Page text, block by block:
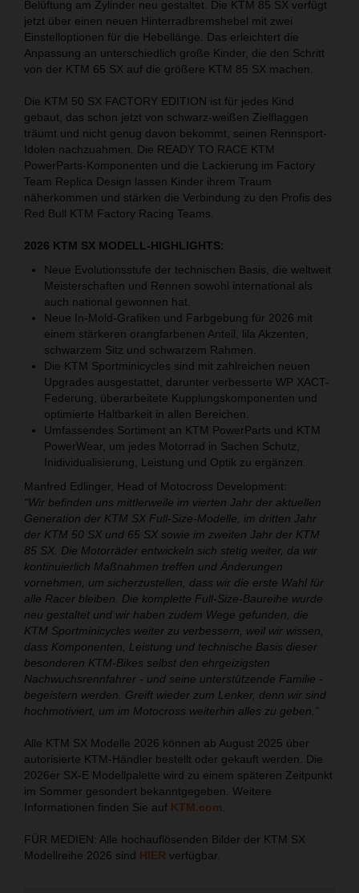
Belüftung am Zylinder neu gestaltet. Die KTM 85 SX verfügt
jetzt über einen neuen Hinterradbremshebel mit zwei
Einstelloptionen für die Hebellänge. Das erleichtert die
Anpassung an unterschiedlich große Kinder, die den Schritt
von der KTM 65 SX auf die größere KTM 85 SX machen.
Die KTM 50 SX FACTORY EDITION ist für jedes Kind
gebaut, das schon jetzt von schwarz-weißen Zielflaggen
träumt und nicht genug davon bekommt, seinen Rennsport-
Idolen nachzuahmen. Die READY TO RACE KTM
PowerParts-Komponenten und die Lackierung im Factory
Team Replica Design lassen Kinder ihrem Traum
näherkommen und stärken die Verbindung zu den Profis des
Red Bull KTM Factory Racing Teams.
2026 KTM SX MODELL-HIGHLIGHTS:
Neue Evolutionsstufe der technischen Basis, die weltweit
Meisterschaften und Rennen sowohl international als
auch national gewonnen hat.
Neue In-Mold-Grafiken und Farbgebung für 2026 mit
einem stärkeren orangfarbenen Anteil, lila Akzenten,
schwarzem Sitz und schwarzem Rahmen.
Die KTM Sportminicycles sind mit zahlreichen neuen
Upgrades ausgestattet, darunter verbesserte WP XACT-
Federung, überarbeitete Kupplungskomponenten und
optimierte Haltbarkeit in allen Bereichen.
Umfassendes Sortiment an KTM PowerParts und KTM
PowerWear, um jedes Motorrad in Sachen Schutz,
Inidividualisierung, Leistung und Optik zu ergänzen.
Manfred Edlinger, Head of Motocross Development:
“Wir befinden uns mittlerweile im vierten Jahr der aktuellen
Generation der KTM SX Full-Size-Modelle, im dritten Jahr
der KTM 50 SX und 65 SX sowie im zweiten Jahr der KTM
85 SX. Die Motorräder entwickeln sich stetig weiter, da wir
kontinuierlich Maßnahmen treffen und Änderungen
vornehmen, um sicherzustellen, dass wir die erste Wahl für
alle Racer bleiben. Die komplette Full-Size-Baureihe wurde
neu gestaltet und wir haben zudem Wege gefunden, die
KTM Sportminicycles weiter zu verbessern, weil wir wissen,
dass Komponenten, Leistung und technische Basis dieser
besonderen KTM-Bikes selbst den ehrgeizigsten
Nachwuchsrennfahrer - und seine unterstützende Familie -
begeistern werden. Greift wieder zum Lenker, denn wir sind
hochmotiviert, um im Motocross weiterhin alles zu geben.”
Alle KTM SX Modelle 2026 können ab August 2025 über
autorisierte KTM-Händler bestellt oder gekauft werden. Die
2026er SX-E Modellpalette wird zu einem späteren Zeitpunkt
im Sommer gesondert bekanntgegeben. Weitere
Informationen finden Sie auf KTM.com
FÜR MEDIEN: Alle hochauflösenden Bilder der KTM SX
Modellreihe 2026 sind HIER verfügbar.